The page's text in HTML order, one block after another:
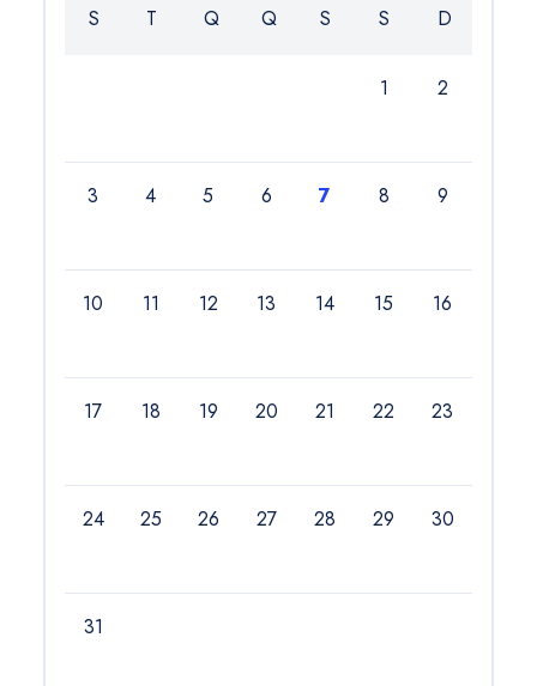
S T Q Q S S D
1 2
3 4 5 6 7 8 9
10 11 12 13 14 15 16
17 18 19 20 21 22 23
24 25 26 27 28 29 30
31